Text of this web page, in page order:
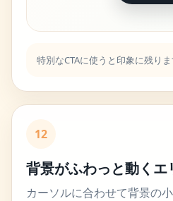
特別なCTAに使うと印象に残りま
12
背景がふわっと動くエ
カーソルに合わせて背景の